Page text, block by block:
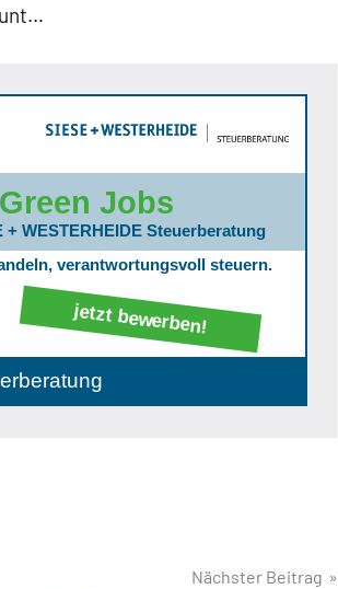
Green Jobs
+ WESTERHEIDE Steuerberatung
verantwortungsvoll steuern.
jetzt bewerben!
Nächster Beitrag